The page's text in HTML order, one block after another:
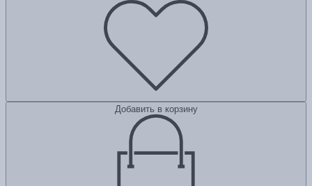
Добавить в корзину